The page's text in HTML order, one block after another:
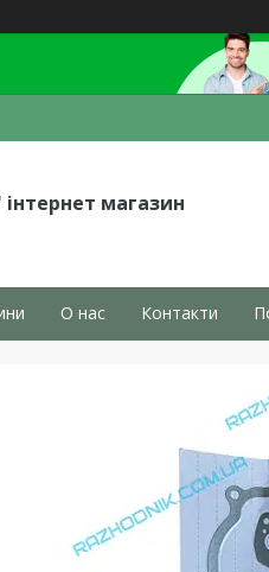
інтернет магазин
О нас Контакти